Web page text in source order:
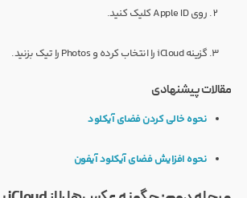
روی Apple ID کلیک کنید.
گزینه iCloud را انتخاب کرده و Photos را تیک بزنید.
مقالات پیشنهادی
نحوه خالی کردن فضای آیکلود
نحوه افزایش فضای آیکلود آیفون